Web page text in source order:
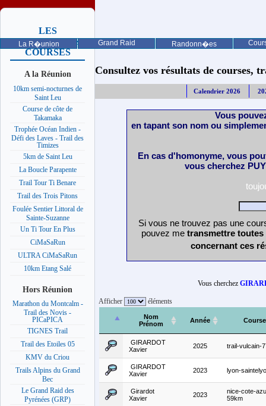
La R�union Grand Raid Randonn�es
LES
PROCHAINES
COURSES
A la Réunion
10km semi-nocturnes de
Saint Leu
Course de côte de
Takamaka
Trophée Océan Indien -
Défi des Laves - Trail des
Timizes
5km de Saint Leu
La Boucle Parapente
Trail Tour Ti Benare
Trail des Trois Pitons
Foulée Sentier Littoral de
Sainte-Suzanne
Un Ti Tour En Plus
CiMaSaRun
ULTRA CiMaSaRun
10km Etang Salé
Hors Réunion
Marathon du Montcalm -
Trail des Novis -
PICaPICA
TIGNES Trail
Trail des Etoiles 05
KMV du Criou
Trails Alpins du Grand
Bec
Le Grand Raid des
Pyrénées (GRP)
Consultez vos résultats de courses,
Calendrier 2026
Vous
en tapant son nom ou
En cas d'homonyme, vous
vous cherchez
Si vous ne trouvez pas une
pouvez me transmettre
concernant ces
Vous cherchez
Afficher éléments
Nom
Prénom
Année Course
GIRARDOT
Xavier
2025 trail-vulcain-
GIRARDOT
Xavier
2023 lyon-
Girardot
Xavier
2023
nice-cote-
59km